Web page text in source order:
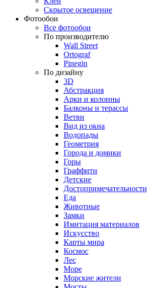
Скрытое освещение
Фотообои
Все фотообои
По производителю
Wall Street
Ortograf
Pinegin
По дизайну
3D
Абстракция
Арки и колонны
Балконы и терассы
Ветви
Вид из окна
Водопады
Геометрия
Города и домики
Горы
Граффити
Детские
Достопримечательности
Еда
Животные
Замки
Имитация материалов
Искусство
Карты мира
Космос
Лес
Море
Морские жители